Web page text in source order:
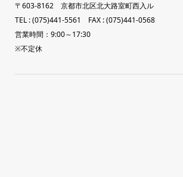
〒603-8162 京都市北区北大路室町西入ル
TEL : (075)441-5561 FAX : (075)441-0568
営業時間：9:00～17:30
※不定休